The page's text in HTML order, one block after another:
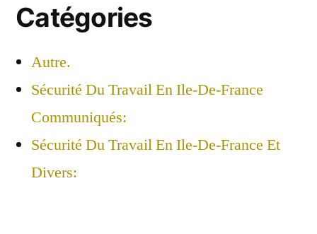
Catégories
Autre.
Sécurité Du Travail En Ile-De-France
Communiqués:
Sécurité Du Travail En Ile-De-France Et
Divers: